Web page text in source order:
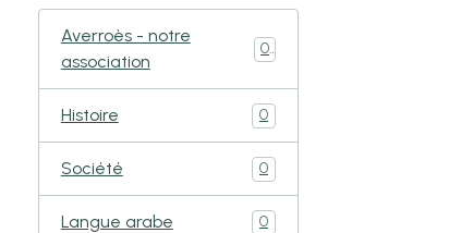
Averroès - notre
association
0
Histoire 0
Société 0
Langue arabe 0